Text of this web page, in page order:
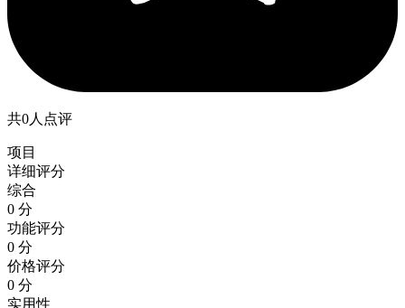
共0人点评
项目
详细评分
综合
0 分
功能评分
0 分
价格评分
0 分
实用性